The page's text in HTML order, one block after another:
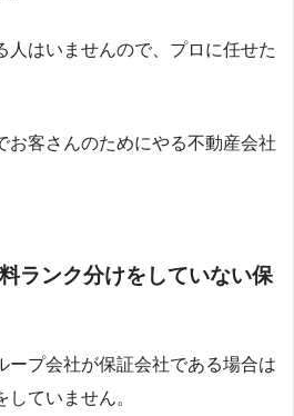
人はいませんので、プロに任せた
お客さんのためにやる不動産会社
ランク分けをしていない保
ープ会社が保証会社である場合は
ていません。